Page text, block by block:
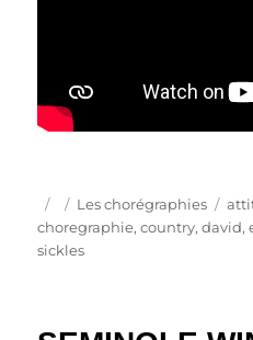
Publié
le
Catégories
Les chorégraphies
choregraphie,country,david,
sickles